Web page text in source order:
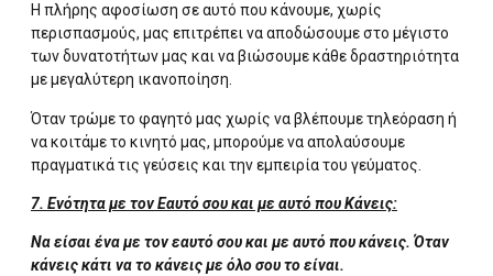
Η πλήρης αφοσίωση σε αυτό που κάνουμε, χωρίς
περισπασμούς, μας επιτρέπει να αποδώσουμε στο μέγιστο
των δυνατοτήτων μας και να βιώσουμε κάθε δραστηριότητα
με μεγαλύτερη ικανοποίηση.
Όταν τρώμε το φαγητό μας χωρίς να βλέπουμε τηλεόραση ή
να κοιτάμε το κινητό μας, μπορούμε να απολαύσουμε
πραγματικά τις γεύσεις και την εμπειρία του γεύματος.
7. Ενότητα με τον Εαυτό σου και με αυτό που Κάνεις:
Να είσαι ένα με τον εαυτό σου και με αυτό που κάνεις. Όταν
κάνεις κάτι να το κάνεις με όλο σου το είναι.